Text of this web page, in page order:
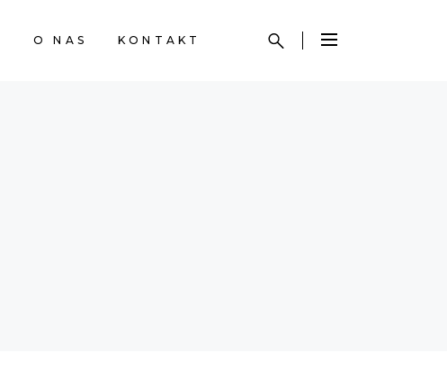
O NAS KONTAKT